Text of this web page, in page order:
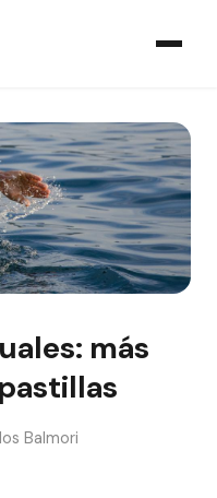
más
Balmori